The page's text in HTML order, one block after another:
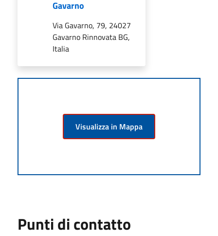
Gavarno
Via Gavarno, 79, 24027
Gavarno Rinnovata BG,
Italia
Visualizza in Mappa
Punti di contatto